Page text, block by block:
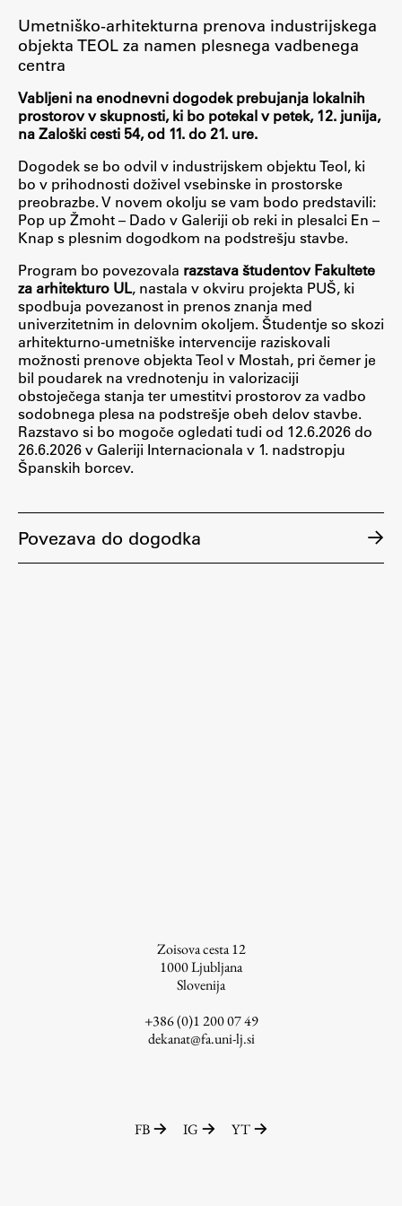
Študij
Predstavitev študija
Študentske informacije
Urniki
Študijski programi
Predmeti
Izbirni moduli EMŠA
Vpis
Zaključek študija
Mednarodne izmenjave
Študijske prakse
Spletna učilnica
ŠIS (SI)
ŠIS (EN)
Aktualno
Umetniško-arhitekturna prenova industrijskega
objekta TEOL za namen plesnega vadbenega
centra
Vabljeni na enodnevni dogodek prebujanja lokalnih
prostorov v skupnosti, ki bo potekal v petek, 12. junija,
na Zaloški cesti 54, od 11. do 21. ure.
Dogodek se bo odvil v industrijskem objektu Teol, ki
bo v prihodnosti doživel vsebinske in prostorske
preobrazbe. V novem okolju se vam bodo predstavili:
Pop up Žmoht – Dado v Galeriji ob reki in plesalci En –
Knap s plesnim dogodkom na podstrešju stavbe.
Program bo povezovala razstava študentov Fakultete
za arhitekturo UL, nastala v okviru projekta PUŠ, ki
spodbuja povezanost in prenos znanja med
univerzitetnim in delovnim okoljem. Študentje so skozi
arhitekturno-umetniške intervencije raziskovali
možnosti prenove objekta Teol v Mostah, pri čemer je
bil poudarek na vrednotenju in valorizaciji
obstoječega stanja ter umestitvi prostorov za vadbo
sodobnega plesa na podstrešje obeh delov stavbe.
Razstavo si bo mogoče ogledati tudi od 12.6.2026 do
26.6.2026 v Galeriji Internacionala v 1. nadstropju
Španskih borcev.
Povezava do dogodka
Zoisova cesta 12
1000Ljubljana
Slovenija
+386 (0)1 200 07 49
dekanat@fa.uni-lj.si
FB IG YT